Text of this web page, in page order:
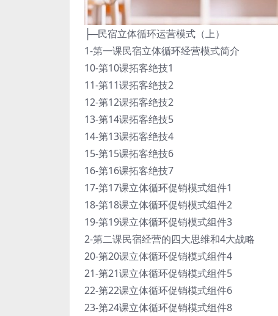
├─民宿立体循环运营模式（上）
1-第一课民宿立体循环经营模式简介
10-第10课拓客绝技1
11-第11课拓客绝技2
12-第12课拓客绝技2
13-第14课拓客绝技5
14-第13课拓客绝技4
15-第15课拓客绝技6
16-第16课拓客绝技7
17-第17课立体循环促销模式组件1
18-第18课立体循环促销模式组件2
19-第19课立体循环促销模式组件3
2-第二课民宿经营的四大思维和4大战略
20-第20课立体循环促销模式组件4
21-第21课立体循环促销模式组件5
22-第22课立体循环促销模式组件6
23-第24课立体循环促销模式组件8